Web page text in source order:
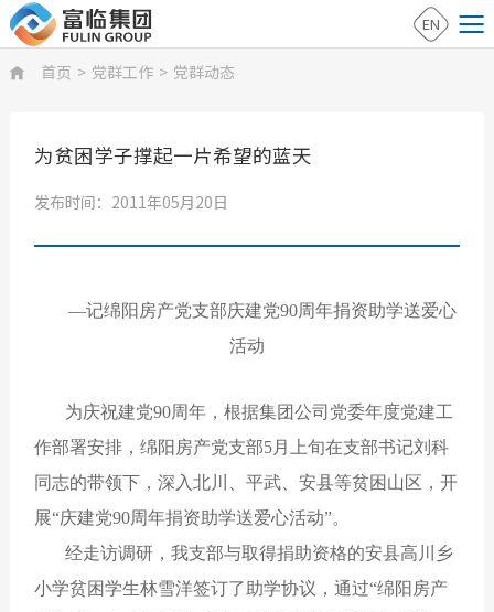
EN
 首页 > 党群工作 > 党群动态
为贫困学子撑起一片希望的蓝天
发布时间：2011年05月20日
—记绵阳房产党支部庆建党90周年捐资助学送爱心
活动
为庆祝建党90周年，根据集团公司党委年度党建工
作部署安排，绵阳房产党支部5月上旬在支部书记刘科
同志的带领下，深入北川、平武、安县等贫困山区，开
展“庆建党90周年捐资助学送爱心活动”。
经走访调研，我支部与取得捐助资格的安县高川乡
小学贫困学生林雪洋签订了助学协议，通过“绵阳房产